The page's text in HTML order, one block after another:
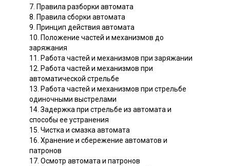
7. Правила разборки автомата
8. Правила сборки автомата
9. Принцип действия автомата
10. Положение частей и механизмов до
заряжания
11. Работа частей и механизмов при заряжании
12. Работа частей и механизмов при
автоматической стрельбе
13. Работа частей и механизмов при стрельбе
одиночными выстрелами
14. Задержка при стрельбе из автомата и
способы ее устранения
15. Чистка и смазка автомата
16. Хранение и сбережение автоматов и
патронов
17. Осмотр автомата и патронов